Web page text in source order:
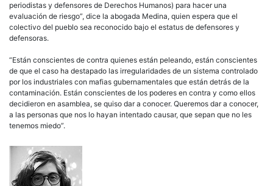
periodistas y defensores de Derechos Humanos) para hacer una
evaluación de riesgo”, dice la abogada Medina, quien espera que el
colectivo del pueblo sea reconocido bajo el estatus de defensores y
defensoras.
“Están conscientes de contra quienes están peleando, están conscientes
de que el caso ha destapado las irregularidades de un sistema controlado
por los industriales con mafias gubernamentales que están detrás de la
contaminación. Están conscientes de los poderes en contra y como ellos
decidieron en asamblea, se quiso dar a conocer. Queremos dar a conocer,
a las personas que nos lo hayan intentado causar, que sepan que no les
tenemos miedo”.